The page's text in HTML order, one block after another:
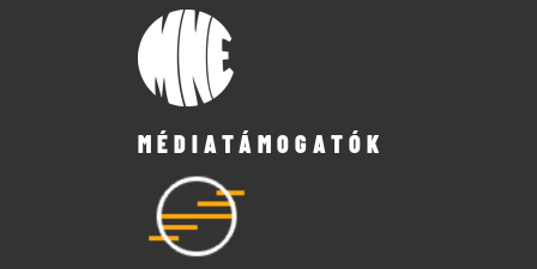
MÉDIATÁMOGATÓK